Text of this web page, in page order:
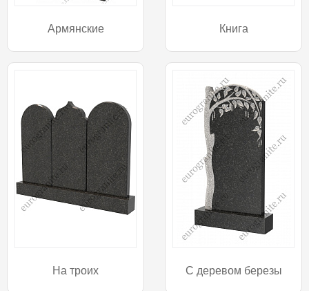
Армянские Книга
На троих С деревом березы